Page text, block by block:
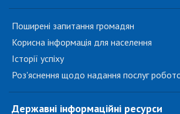
Поширені запитання громадян
Корисна інформація для населення
Історії успіху
Роз'яснення щодо надання послуг
Державні інформаційні ресурси